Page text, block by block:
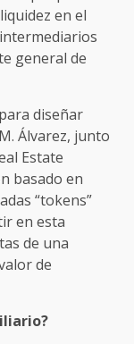
en el
general de
diseñar
Álvarez, junto
Estate
basado en
“tokens”
en esta
de una
de